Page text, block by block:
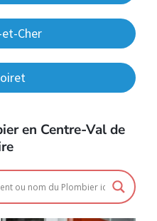
Cher
en Centre-Val de